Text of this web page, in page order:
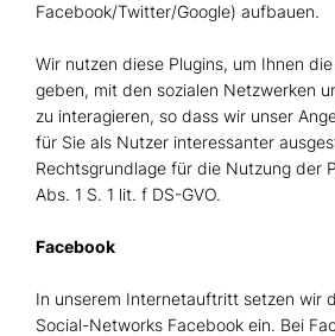
Facebook/Twitter/Google) aufbauen.
Wir nutzen diese Plugins, um Ihnen
geben, mit den sozialen Netzwerken
zu interagieren, so dass wir unser
für Sie als Nutzer interessanter
Rechtsgrundlage für die Nutzung der
Abs. 1 S. 1 lit. f DS-GVO.
Facebook
In unserem Internetauftritt setzen wir
Social-Networks Facebook ein. Bei